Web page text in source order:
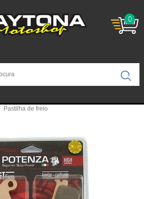
0
Pastilha de freio